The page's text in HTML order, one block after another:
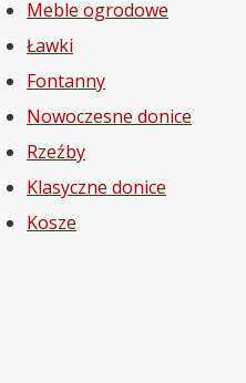
Meble ogrodowe
Ławki
Fontanny
Nowoczesne donice
Rzeźby
Klasyczne donice
Kosze